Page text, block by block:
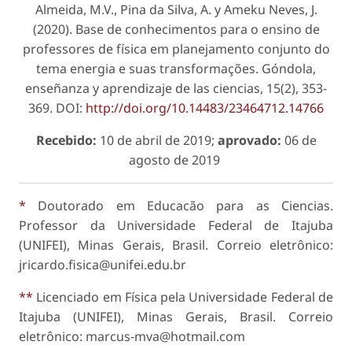
Almeida, M.V., Pina da Silva, A. y Ameku Neves, J.
(2020). Base de conhecimentos para o ensino de
professores de física em planejamento conjunto do
tema energia e suas transformações. Góndola,
enseñanza y aprendizaje de las ciencias, 15(2), 353-
369. DOI: http://doi.org/10.14483/23464712.14766
Recebido: 10 de abril de 2019; aprovado: 06 de
agosto de 2019
*
Doutorado em Educacão para as Ciencias.
Professor da Universidade Federal de Itajuba
(UNIFEI), Minas Gerais, Brasil. Correio eletrônico:
jricardo.fisica@unifei.edu.br
** Licenciado em Física pela Universidade Federal de
Itajuba (UNIFEI), Minas Gerais, Brasil. Correio
eletrônico: marcus-mva@hotmail.com